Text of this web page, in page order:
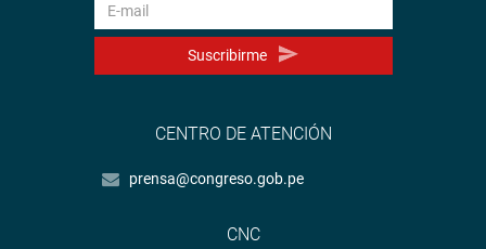
Suscribirme
CENTRO DE ATENCIÓN
prensa@congreso.gob.pe
CNC